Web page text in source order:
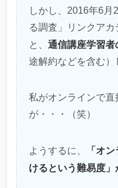
しかし、2016年6月
る調査」リンクア
と、 通信講座学習
途解約などを含む）
私がオンラインで
が・・・（笑）
ようするに、
「オ
けるという難易度